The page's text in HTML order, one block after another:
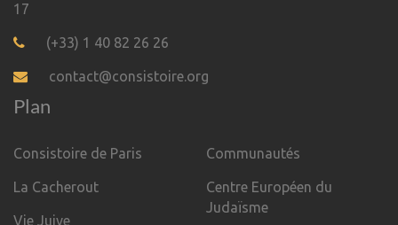
17
(+33) 1 40 82 26 26
contact@consistoire.org
Plan
Consistoire de Paris
La Cacherout
Vie Juive
Communautés
Centre Européen du
Judaïsme